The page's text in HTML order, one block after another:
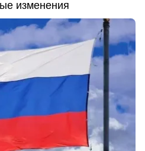
изменения